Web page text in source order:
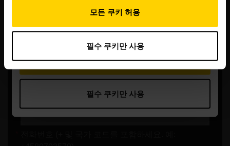
모든 쿠키 허용
필수 쿠키만 사용